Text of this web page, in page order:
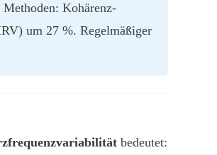
Kohärenz-
um 27 %. Regelmäßiger
bedeutet: